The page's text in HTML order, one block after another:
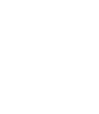
Könyvtár